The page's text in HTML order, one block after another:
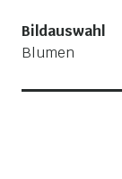
Bildauswahl
Blumen